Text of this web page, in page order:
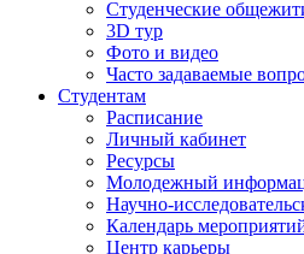
Студенческие
3D тур
Фото и видео
Часто задаваемые
Студентам
Расписание
Личный кабинет
Ресурсы
Молодежный
Научно-
Календарь
Центр карьеры